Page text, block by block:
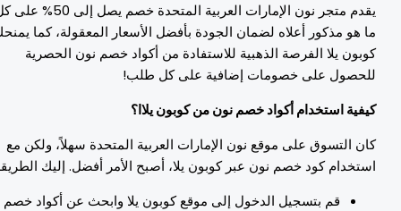
يقدم متجر نون الإمارات العربية المتحدة خصم يصل إلى 50% على كل
هو مذكور أعلاه لضمان الجودة بأفضل الأسعار المعقولة، كما يمنحك
يلا الفرصة الذهبية للاستفادة من أكواد خصم نون الحصرية
على خصومات إضافية على كل طلب!
استخدام أكواد خصم نون من كوبون يلاا؟
التسوق على موقع نون الإمارات العربية المتحدة سهلاً، ولكن مع
كود خصم نون عبر كوبون يلا، أصبح الأمر أفضل. إليك الطريقة:
قم بتسجيل الدخول إلى موقع كوبون يلا وابحث عن أكواد خصم